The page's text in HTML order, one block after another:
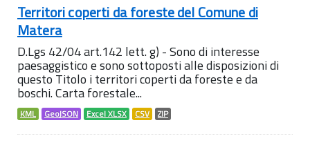
Territori coperti da foreste del Comune di
Matera
D.Lgs 42/04 art.142 lett. g) - Sono di interesse
paesaggistico e sono sottoposti alle disposizioni di
questo Titolo i territori coperti da foreste e da
boschi. Carta forestale...
KML GeoJSON Excel XLSX CSV ZIP